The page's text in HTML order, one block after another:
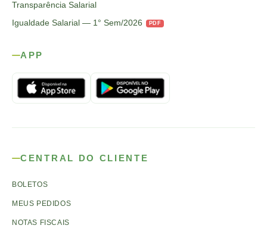
Transparência Salarial
Igualdade Salarial — 1° Sem/2026
PDF
APP
CENTRAL DO CLIENTE
BOLETOS
MEUS PEDIDOS
NOTAS FISCAIS